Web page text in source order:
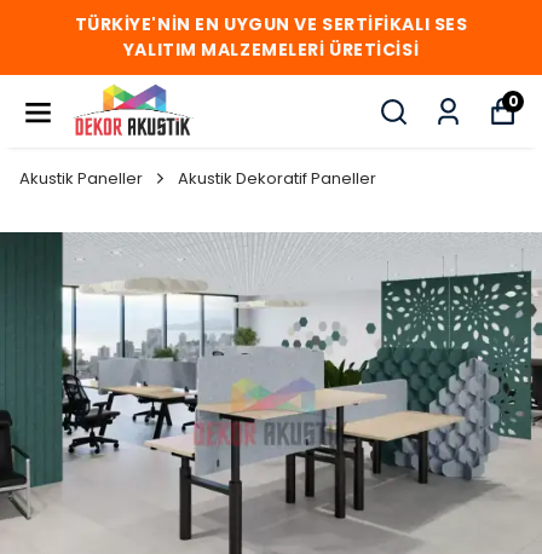
TÜRKİYE'NİN EN UYGUN VE SERTİFİKALI SES
YALITIM MALZEMELERİ ÜRETİCİSİ
0
Akustik Paneller Akustik Dekoratif Paneller